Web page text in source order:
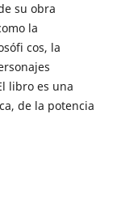
su obra
la
cos, la
libro es una
de la potencia